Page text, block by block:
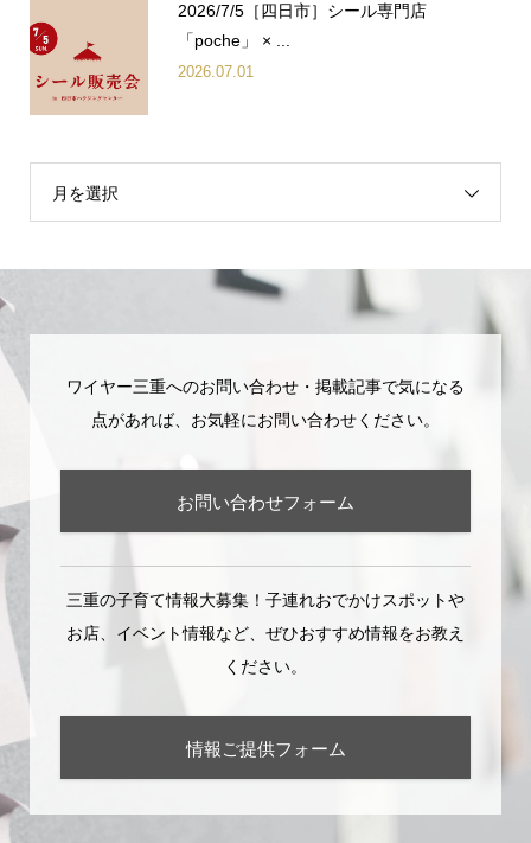
2026/7/5［四日市］シール専門店
「poche」 × ...
2026.07.01
月を選択
ワイヤー三重へのお問い合わせ・掲載記事で気になる
点があれば、お気軽にお問い合わせください。
お問い合わせフォーム
三重の子育て情報大募集！子連れおでかけスポットや
お店、イベント情報など、ぜひおすすめ情報をお教え
ください。
情報ご提供フォーム